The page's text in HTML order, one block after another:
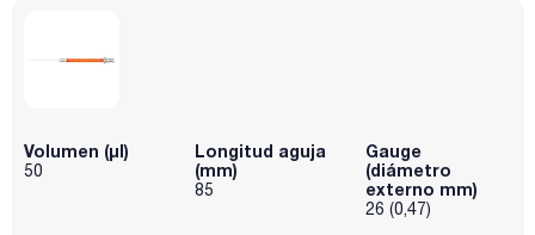
Volumen (µl)
50
Longitud aguja
(mm)
85
Gauge
(diámetro
externo mm)
26 (0,47)